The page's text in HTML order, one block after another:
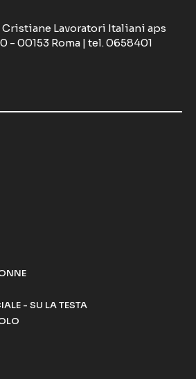
Lavoratori Italiani aps
- 00153 Roma | tel. 0658401
- SU LA TESTA